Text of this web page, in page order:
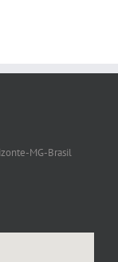
MG-Brasil